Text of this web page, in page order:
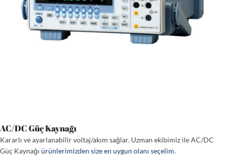
AC/DC Güç Kaynağı
Kararlı ve ayarlanabilir voltaj/akım sağlar. Uzman ekibimiz ile AC/DC
Güç Kaynağı ürünlerimizden size en uygun olanı seçelim.